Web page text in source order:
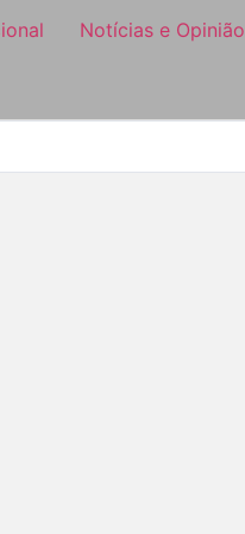
Notícias e Opinião